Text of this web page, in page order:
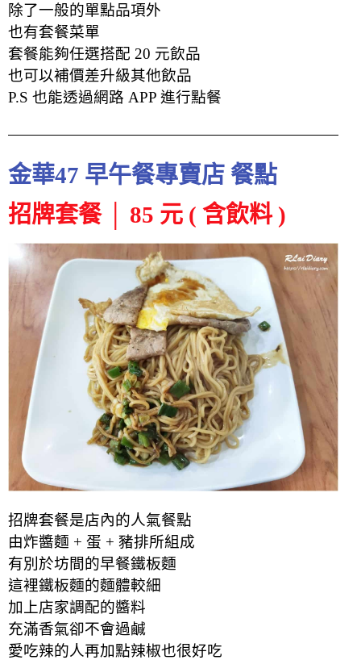
除了一般的單點品項外
也有套餐菜單
套餐能夠任選搭配 20 元飲品
也可以補價差升級其他飲品
P.S 也能透過網路 APP 進行點餐
金華47 早午餐專賣店 餐點
招牌套餐 │ 85 元 ( 含飲料 )
招牌套餐是店內的人氣餐點
由炸醬麵 + 蛋 + 豬排所組成
有別於坊間的早餐鐵板麵
這裡鐵板麵的麵體較細
加上店家調配的醬料
充滿香氣卻不會過鹹
愛吃辣的人再加點辣椒也很好吃